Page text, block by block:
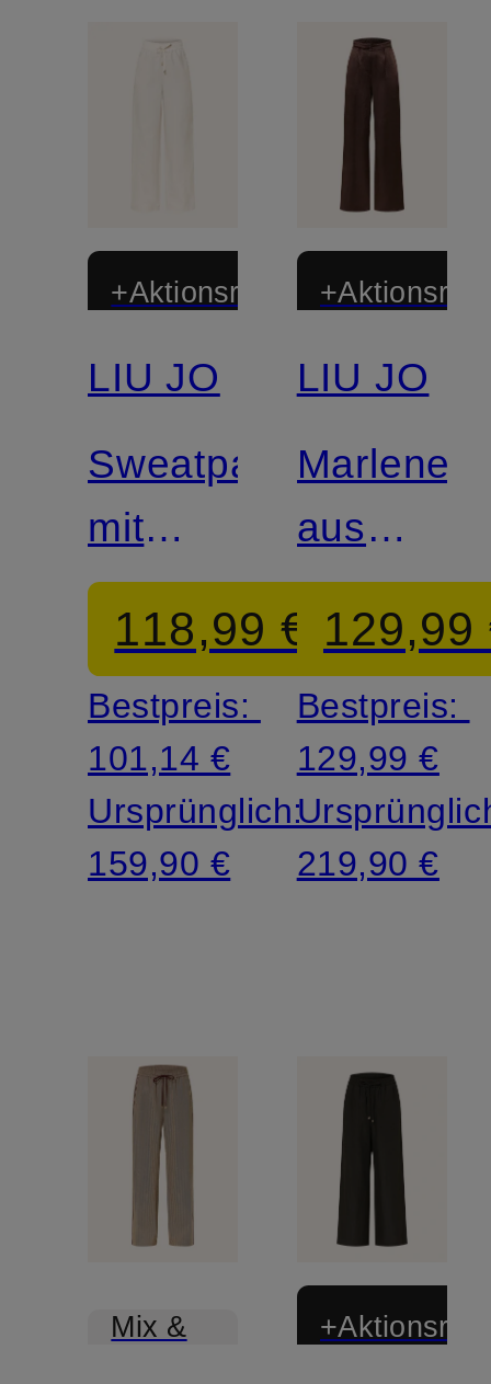
+Aktionsrabatt
LIU JO
Sweatpants
mit
Glitzergarn
118,99 €
Bestpreis:
101,14 €
Ursprünglich:
159,90 €
Mix &
LIU JO
aus
Satin
129,99
Bestpreis:
129,99 €
219,90 €
Mix &